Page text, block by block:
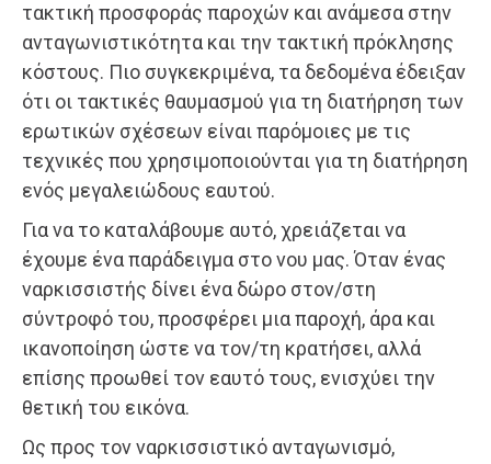
τακτική προσφοράς παροχών και ανάμεσα στην
ανταγωνιστικότητα και την τακτική πρόκλησης
κόστους. Πιο συγκεκριμένα, τα δεδομένα έδειξαν
ότι οι τακτικές θαυμασμού για τη διατήρηση των
ερωτικών σχέσεων είναι παρόμοιες με τις
τεχνικές που χρησιμοποιούνται για τη διατήρηση
ενός μεγαλειώδους εαυτού.
Για να το καταλάβουμε αυτό, χρειάζεται να
έχουμε ένα παράδειγμα στο νου μας. Όταν ένας
ναρκισσιστής δίνει ένα δώρο στον/στη
σύντροφό του, προσφέρει μια παροχή, άρα και
ικανοποίηση ώστε να τον/τη κρατήσει, αλλά
επίσης προωθεί τον εαυτό τους, ενισχύει την
θετική του εικόνα.
Ως προς τον ναρκισσιστικό ανταγωνισμό,